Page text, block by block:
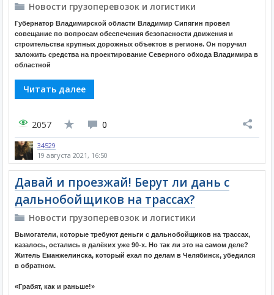
Новости грузоперевозок и логистики
Губернатор Владимирской области Владимир Сипягин провел
совещание по вопросам обеспечения безопасности движения и
строительства крупных дорожных объектов в регионе. Он поручил
заложить средства на проектирование Северного обхода Владимира в
областной
Читать далее
2057 0
34529
19 августа 2021, 16:50
Давай и проезжай! Берут ли дань с
дальнобойщиков на трассах?
Новости грузоперевозок и логистики
Вымогатели, которые требуют деньги с дальнобойщиков на трассах,
казалось, остались в далёких уже 90-х. Но так ли это на самом деле?
Житель Еманжелинска, который ехал по делам в Челябинск, убедился
в обратном.
«Грабят, как и раньше!»